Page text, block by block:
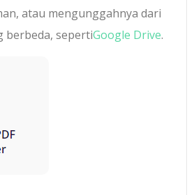
atau mengunggahnya dari
berbeda, sepertiGoogle Drive.